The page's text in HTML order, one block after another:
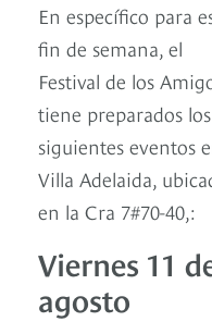
En específico para
fin de semana, el
Festival de los
tiene preparados los
siguientes eventos
Villa Adelaida,
en la Cra 7#70-40,:
Viernes 11
agosto